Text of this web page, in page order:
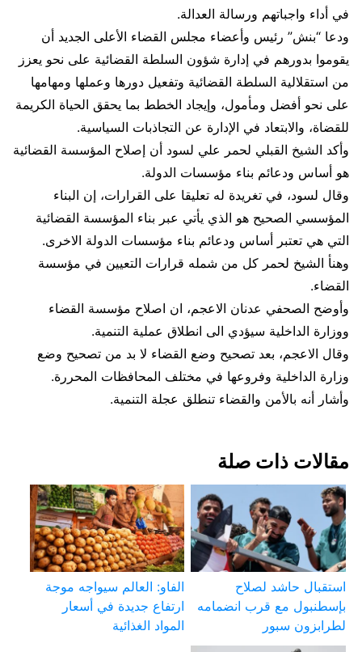
في أداء واجباتهم ورسالة العدالة.
ودعا “بنش” رئيس وأعضاء مجلس القضاء الأعلى الجديد أن
يقوموا بدورهم في إدارة شؤون السلطة القضائية على نحو يعزز
من استقلالية السلطة القضائية وتفعيل دورها وعملها ومهامها
على نحو أفضل ومأمول، وإيجاد الخطط بما يحقق الحياة الكريمة
للقضاة، والابتعاد في الإدارة عن التجاذبات السياسية.
وأكد الشيخ القبلي لحمر علي لسود أن إصلاح المؤسسة القضائية
هو أساس ودعائم بناء مؤسسات الدولة.
وقال لسود، في تغريدة له تعليقا على القرارات، إن البناء
المؤسسي الصحيح هو الذي يأتي عبر بناء المؤسسة القضائية
التي هي تعتبر أساس ودعائم بناء مؤسسات الدولة الاخرى.
وهنأ الشيخ لحمر كل من شمله قرارات التعيين في مؤسسة
القضاء.
وأوضح الصحفي عدنان الاعجم، ان اصلاح مؤسسة القضاء
ووزارة الداخلية سيؤدي الى انطلاق عملية التنمية.
وقال الاعجم، بعد تصحيح وضع القضاء لا بد من تصحيح وضع
وزارة الداخلية وفروعها في مختلف المحافظات المحررة.
وأشار أنه بالأمن والقضاء تنطلق عجلة التنمية.
مقالات ذات صلة
استقبال حاشد لصلاح
بإسطنبول مع قرب انضمامه
لطرابزون سبور
الفاو: العالم سيواجه موجة
ارتفاع جديدة في أسعار
المواد الغذائية